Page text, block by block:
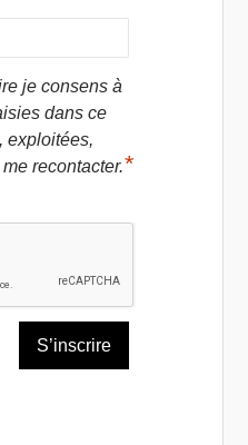
je consens à
dans ce
exploitées,
recontacter.*